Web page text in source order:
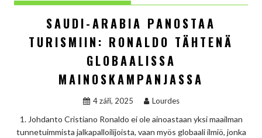
SAUDI-ARABIA PANOSTAA
TURISMIIN: RONALDO TÄHTENÄ
GLOBAALISSA
MAINOSKAMPANJASSA
4 září, 2025 Lourdes
1. Johdanto Cristiano Ronaldo ei ole ainoastaan yksi maailman
tunnetuimmista jalkapalloilijoista, vaan myös globaali ilmiö, jonka